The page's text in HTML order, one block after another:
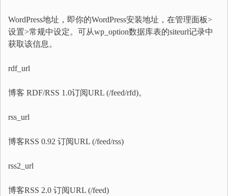
WordPress地址，即你的WordPress安装地址，在管理面板>
设置>常规中设定。可从wp_option数据库表的siteurl记录中
获取该信息。
rdf_url
博客 RDF/RSS 1.0订阅URL (/feed/rfd)。
rss_url
博客RSS 0.92 订阅URL (/feed/rss)
rss2_url
博客RSS 2.0 订阅URL (/feed)